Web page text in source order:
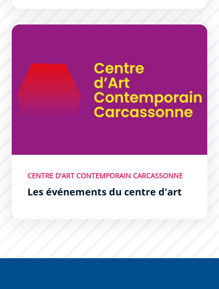
Les événements du centre d&#039;art
CENTRE D'ART CONTEMPORAIN CARCASSONNE
Les événements du centre d'art